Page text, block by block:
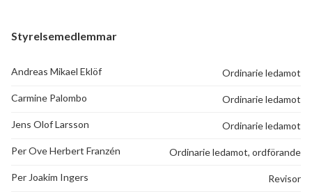
Styrelsemedlemmar
Andreas Mikael Eklöf Ordinarie ledamot
Carmine Palombo Ordinarie ledamot
Jens Olof Larsson Ordinarie ledamot
Per Ove Herbert Franzén Ordinarie ledamot, ordförande
Per Joakim Ingers Revisor